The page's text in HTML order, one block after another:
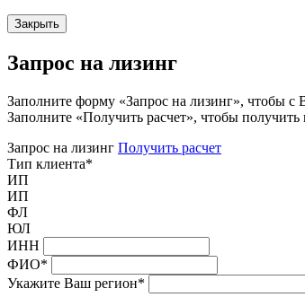
Закрыть
Запрос на лизинг
Заполните форму «Запрос на лизинг», чтобы с
Заполните «Получить расчет», чтобы
Запрос на лизинг Получить расчет
Тип клиента*
ИП
ИП
ФЛ
ЮЛ
ИНН
ФИО*
Укажите Ваш регион*